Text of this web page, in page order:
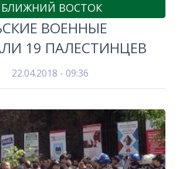
БЛИЖНИЙ ВОСТОК
ВОЕННЫЕ
19 ПАЛЕСТИНЦЕВ
22.04.2018 - 09:36